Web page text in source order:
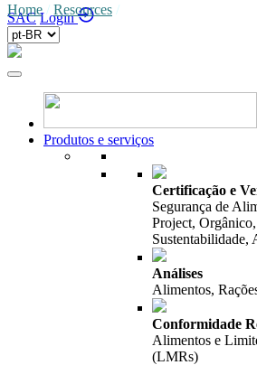
SAC Login
Produtos e serviços
Certificação e
Segurança de
Project,
Sustentabilidade,
Análises
Alimentos,
Conformidade
Alimentos e
(LMRs)
Home/ Resources /